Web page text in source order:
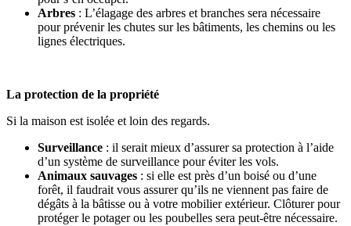
Arbres : L’élagage des arbres et branches sera nécessaire
pour prévenir les chutes sur les bâtiments, les chemins ou les
lignes électriques.
La protection de la propriété
Si la maison est isolée et loin des regards.
Surveillance : il serait mieux d’assurer sa protection à l’aide
d’un système de surveillance pour éviter les vols.
Animaux sauvages : si elle est près d’un boisé ou d’une
forêt, il faudrait vous assurer qu’ils ne viennent pas faire de
dégâts à la bâtisse ou à votre mobilier extérieur. Clôturer pour
protéger le potager ou les poubelles sera peut-être nécessaire.